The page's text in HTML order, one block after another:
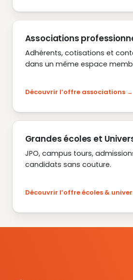
Associations
Adhérents, cotisations et
dans un même espace
Découvrir l’offre associations
Grandes écoles et
JPO, campus tours,
candidats sans couture.
Découvrir l’offre écoles &